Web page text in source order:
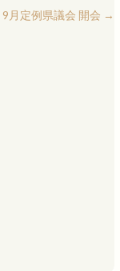
9月定例県議会 開会 →